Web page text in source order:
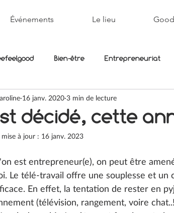
Événements Le lieu
Bien-être Entrepreneuriat
décidé, cette
16 janv. 2020 3 min de lecture
à jour : 16 janv. 2023
est entrepreneur(e), on peut être
Le télé-travail offre une souplesse et
En effet, la tentation de rester en
(télévision, rangement, voire